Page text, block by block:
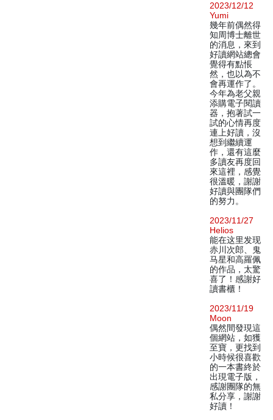
2023/12/12
Yumi
幾年前偶然得
知周博士離世
的消息，來到
好讀網站總會
覺得有點悵
然，也以為不
會再運作了。
今年為老父親
添購電子閱讀
器，抱著試一
試的心情再度
連上好讀，沒
想到繼續運
作，還有這麼
多讀友再度回
來這裡，感覺
很溫暖，謝謝
好讀與團隊們
的努力。
2023/11/27
Helios
能在这里发现
赤川次郎、鬼
马星和高羅佩
的作品，太驚
喜了！感謝好
讀書櫃！
2023/11/19
Moon
偶然間發現這
個網站，如獲
至寶，更找到
小時候很喜歡
的一本書終於
出現電子版，
感謝團隊的無
私分享，謝謝
好讀！